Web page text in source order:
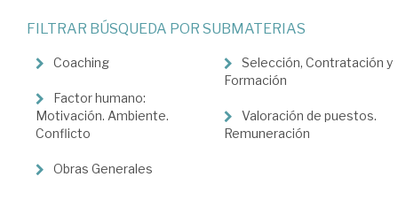
Dirección
y
organización
de
Recursos
FILTRAR BÚSQUEDA POR SUBMATERIAS
Coaching
Factor humano:
Motivación. Ambiente.
Conflicto
Obras Generales
Selección, Contratación y
Formación
Valoración de puestos.
Remuneración